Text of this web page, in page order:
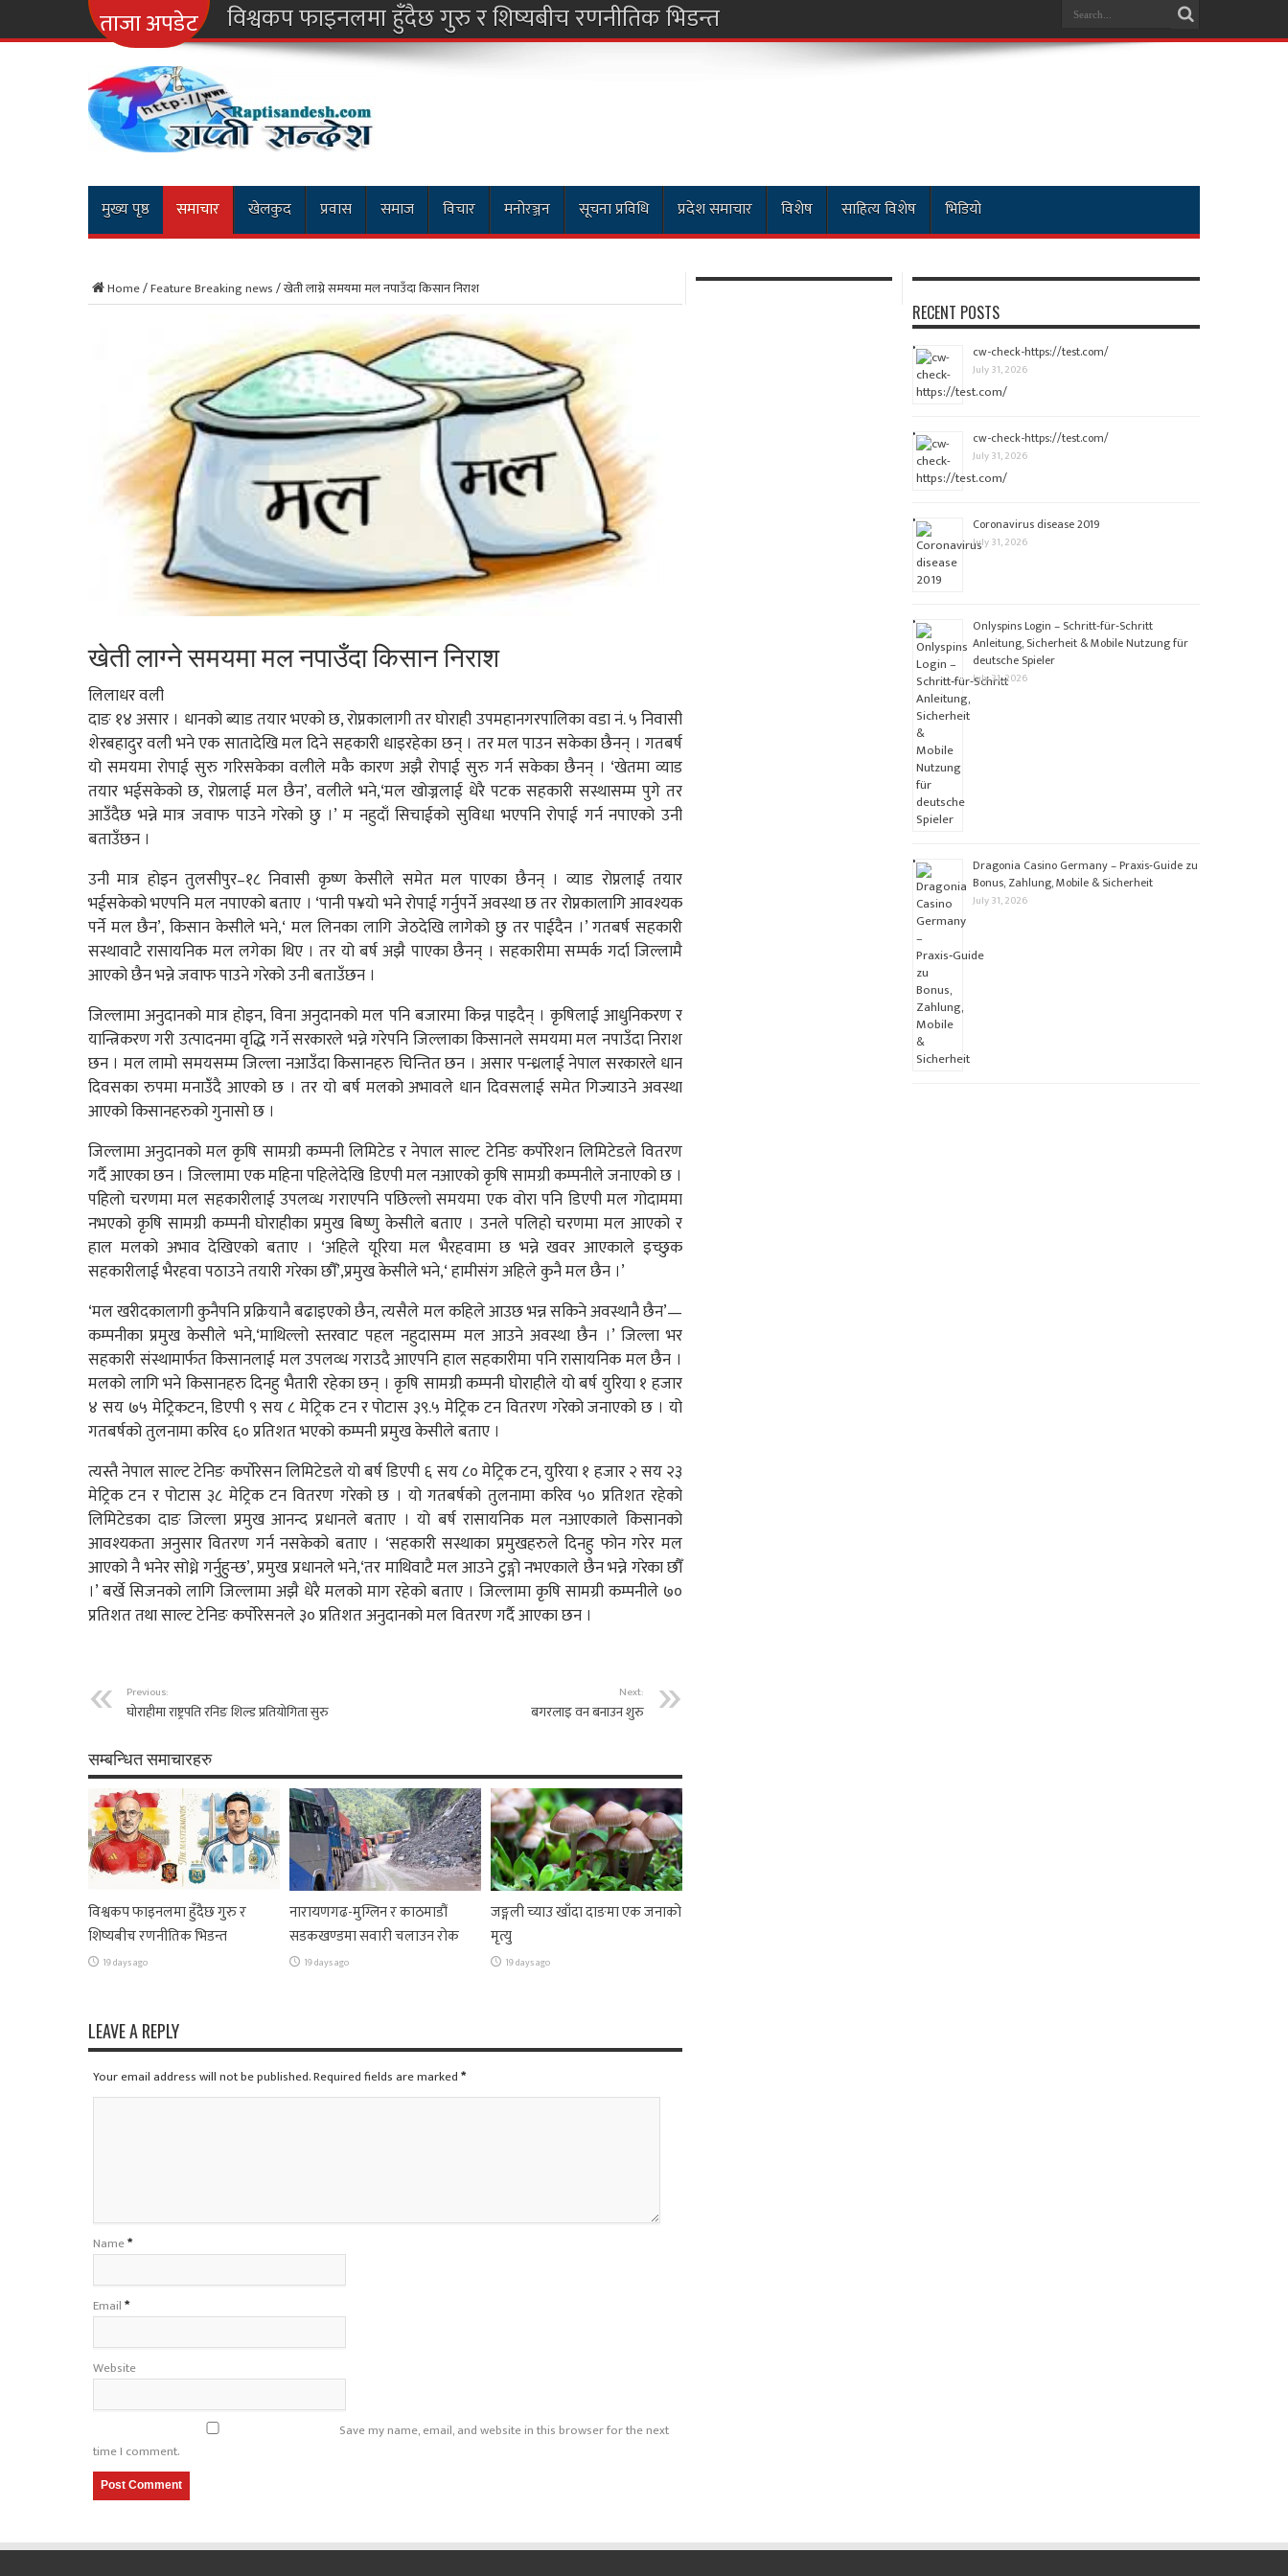
ताजा अपडेट नारायणगढ-मुग्ल
मुख्य पृष्ठ समाचार खेलकुद प्रवास समाज विचार मनोरञ्जन सूचना प्रविधि प्रदेश समाचार विशेष साहित्य विशेष भिडियो
Home/Feature Breaking news/खेती लाग्ने समयमा मल नपाउँदा किसान निराश
खेती लाग्ने समयमा मल नपाउँदा किसान निराश
लिलाधर वली
दाङ १४ असार । धानको ब्याड तयार भएको छ, रोप्नकालागी तर घोराही उपमहानगरपालिका वडा नं. ५ निवासी
शेरबहादुर वली भने एक सातादेखि मल दिने सहकारी धाइरहेका छन् । तर मल पाउन सकेका छैनन् । गतबर्ष
यो समयमा रोपाई सुरु गरिसकेका वलीले मकै कारण अझै रोपाई सुरु गर्न सकेका छैनन् । ‘खेतमा व्याड
तयार भईसकेको छ, रोप्नलाई मल छैन’, वलीले भने,‘मल खोज्नलाई धेरै पटक सहकारी सस्थासम्म पुगे तर
आउँदैछ भन्ने मात्र जवाफ पाउने गरेको छु ।’ म नहुदाँ सिचाईको सुविधा भएपनि रोपाई गर्न नपाएको उनी
बताउँछन ।
उनी मात्र होइन तुलसीपुर–१८ निवासी कृष्ण केसीले समेत मल पाएका छैनन् । व्याड रोप्नलाई तयार
भईसकेको भएपनि मल नपाएको बताए । ‘पानी प¥यो भने रोपाई गर्नुपर्ने अवस्था छ तर रोप्नकालागि आवश्यक
पर्ने मल छैन’, किसान केसीले भने,‘ मल लिनका लागि जेठदेखि लागेको छु तर पाईदैन ।’ गतबर्ष सहकारी
सस्थावाटै रासायनिक मल लगेका थिए । तर यो बर्ष अझै पाएका छैनन् । सहकारीमा सम्पर्क गर्दा जिल्लामै
आएको छैन भन्ने जवाफ पाउने गरेको उनी बताउँछन ।
जिल्लामा अनुदानको मात्र होइन, विना अनुदानको मल पनि बजारमा किन्न पाइदैन् । कृषिलाई आधुनिकरण र
यान्त्रिकरण गरी उत्पादनमा वृद्धि गर्ने सरकारले भन्ने गरेपनि जिल्लाका किसानले समयमा मल नपाउँदा निराश
छन । मल लामो समयसम्म जिल्ला नआउँदा किसानहरु चिन्तित छन । असार पन्ध्रलाई नेपाल सरकारले धान
दिवसका रुपमा मनाउंँदै आएको छ । तर यो बर्ष मलको अभावले धान दिवसलाई समेत गिज्याउने अवस्था
आएको किसानहरुको गुनासो छ ।
जिल्लामा अनुदानको मल कृषि सामग्री कम्पनी लिमिटेड र नेपाल साल्ट टेनिङ कर्पाेरेशन लिमिटेडले वितरण
गर्दै आएका छन । जिल्लामा एक महिना पहिलेदेखि डिएपी मल नआएको कृषि सामग्री कम्पनीले जनाएको छ ।
पहिलो चरणमा मल सहकारीलाई उपलव्ध गराएपनि पछिल्लो समयमा एक वोरा पनि डिएपी मल गोदाममा
नभएको कृषि सामग्री कम्पनी घोराहीका प्रमुख बिष्णु केसीले बताए । उनले पलिहो चरणमा मल आएको र
हाल मलको अभाव देखिएको बताए । ‘अहिले यूरिया मल भैरहवामा छ भन्ने खवर आएकाले इच्छुक
सहकारीलाई भैरहवा पठाउने तयारी गरेका छौँ’,प्रमुख केसीले भने,‘ हामीसंग अहिले कुनै मल छैन ।’
‘मल खरीदकालागी कुनैपनि प्रक्रियानै बढाइएको छैन, त्यसैले मल कहिले आउछ भन्न सकिने अवस्थानै छैन’—
कम्पनीका प्रमुख केसीले भने,‘माथिल्लो स्तरवाट पहल नहुदासम्म मल आउने अवस्था छैन ।’ जिल्ला भर
सहकारी संस्थामार्फत किसानलाई मल उपलव्ध गराउदै आएपनि हाल सहकारीमा पनि रासायनिक मल छैन ।
मलको लागि भने किसानहरु दिनहु भैतारी रहेका छन् । कृषि सामग्री कम्पनी घोराहीले यो बर्ष युरिया १ हजार
४ सय ७५ मेट्रिकटन, डिएपी ९ सय ८ मेट्रिक टन र पोटास ३९.५ मेट्रिक टन वितरण गरेको जनाएको छ । यो
गतबर्षको तुलनामा करिव ६० प्रतिशत भएको कम्पनी प्रमुख केसीले बताए ।
त्यस्तै नेपाल साल्ट टेनिङ कर्पाेरेसन लिमिटेडले यो बर्ष डिएपी ६ सय ८० मेट्रिक टन, युरिया १ हजार २ सय २३
मेट्रिक टन र पोटास ३८ मेट्रिक टन वितरण गरेको छ । यो गतबर्षको तुलनामा करिव ५० प्रतिशत रहेको
लिमिटेडका दाङ जिल्ला प्रमुख आनन्द प्रधानले बताए । यो बर्ष रासायनिक मल नआएकाले किसानको
आवश्यकता अनुसार वितरण गर्न नसकेको बताए । ‘सहकारी सस्थाका प्रमुखहरुले दिनहु फोन गरेर मल
आएको नै भनेर सोध्ने गर्नुहुन्छ’, प्रमुख प्रधानले भने,‘तर माथिवाटै मल आउने टुङ्गो नभएकाले छैन भन्ने गरेका छौँ
।’ बर्खे सिजनको लागि जिल्लामा अझै धेरै मलको माग रहेको बताए । जिल्लामा कृषि सामग्री कम्पनीले ७०
प्रतिशत तथा साल्ट टेनिङ कर्पाेरेसनले ३० प्रतिशत अनुदानको मल वितरण गर्दै आएका छन ।
Previous:
घोराहीमा राष्ट्रपति रनिङ शिल्ड प्रतियोगिता सुरु
Next:
बगरलाइ वन बनाउन शुरु
सम्बन्धित समाचारहरु
विश्वकप फाइनलमा हुँदैछ गुरु र
शिष्यबीच रणनीतिक भिडन्त
19 days ago
नारायणगढ-मुग्लिन र काठमाडौं
सडकखण्डमा सवारी चलाउन रोक
19 days ago
जङ्गली च्याउ खाँदा दाङमा एक जनाको
मृत्यु
19 days ago
LEAVE A REPLY
Your email address will not be published. Required fields are marked*
Name*
Email*
Website
Save my name, email, and website in this browser for the next
time I comment.
RECENT POSTS
cw-check-https://test.com/
July 31, 2026
cw-check-https://test.com/
July 31, 2026
Coronavirus disease 2019
July 31, 2026
Onlyspins Login – Schritt‑für‑Schritt
Anleitung, Sicherheit & Mobile Nutzung für
deutsche Spieler
July 31, 2026
Dragonia Casino Germany – Praxis‑Guide zu
Bonus, Zahlung, Mobile & Sicherheit
July 31, 2026